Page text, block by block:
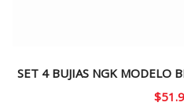
SET 4 BUJIAS NGK MODELO
$